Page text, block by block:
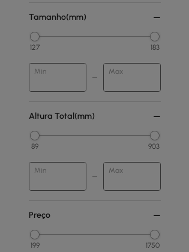
Tamanho(mm)
127 183
Min Max
Altura Total(mm)
89 903
Min Max
Preço
199 1750